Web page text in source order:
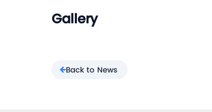
Gallery
Back to News